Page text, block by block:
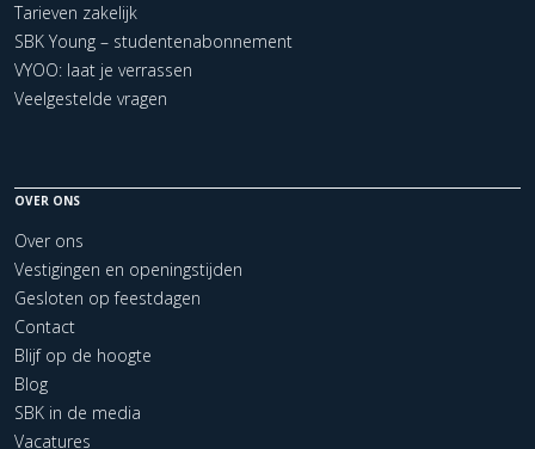
Tarieven zakelijk
SBK Young – studentenabonnement
VYOO: laat je verrassen
Veelgestelde vragen
OVER ONS
Over ons
Vestigingen en openingstijden
Gesloten op feestdagen
Contact
Blijf op de hoogte
Blog
SBK in de media
Vacatures